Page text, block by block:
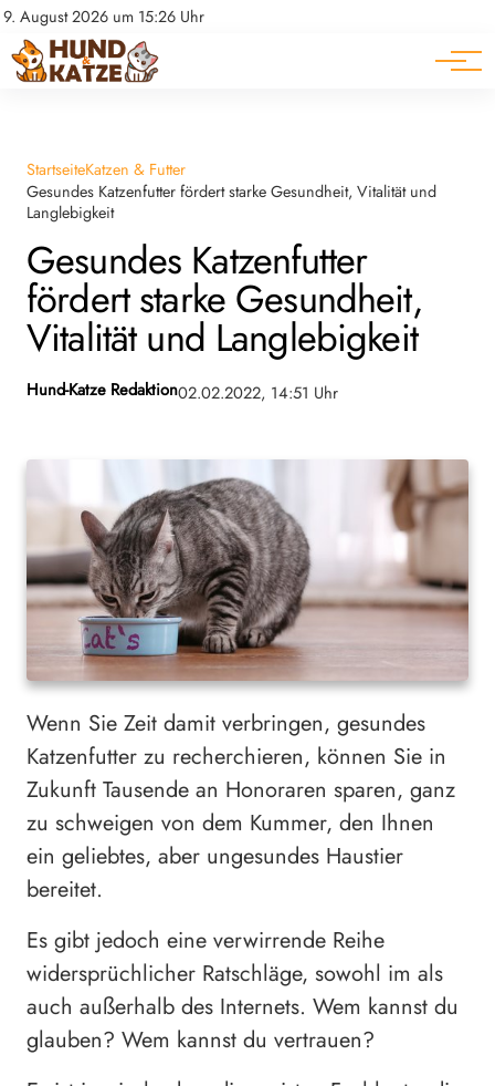
9. August 2026 um 15:26 Uhr
Datenschutz
Impressum
Pferde
Ratgeber
StartseiteKatzen & Futter
Gesundes Katzenfutter fördert starke Gesundheit, Vitalität und
Langlebigkeit
Gesundes Katzenfutter
fördert starke Gesundheit,
Vitalität und Langlebigkeit
Hund-Katze Redaktion02.02.2022, 14:51 Uhr
Wenn Sie Zeit damit verbringen, gesundes
Katzenfutter zu recherchieren, können Sie in
Zukunft Tausende an Honoraren sparen, ganz
zu schweigen von dem Kummer, den Ihnen
ein geliebtes, aber ungesundes Haustier
bereitet.
Es gibt jedoch eine verwirrende Reihe
widersprüchlicher Ratschläge, sowohl im als
auch außerhalb des Internets. Wem kannst du
glauben? Wem kannst du vertrauen?